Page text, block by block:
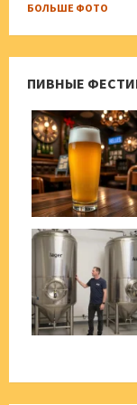
БОЛЬШЕ ФОТО
ПИВНЫЕ